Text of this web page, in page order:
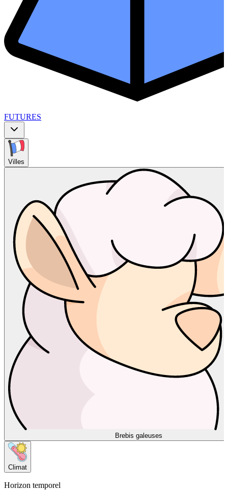
FUTURES
Villes
Brebis galeuses
Climat
Horizon temporel